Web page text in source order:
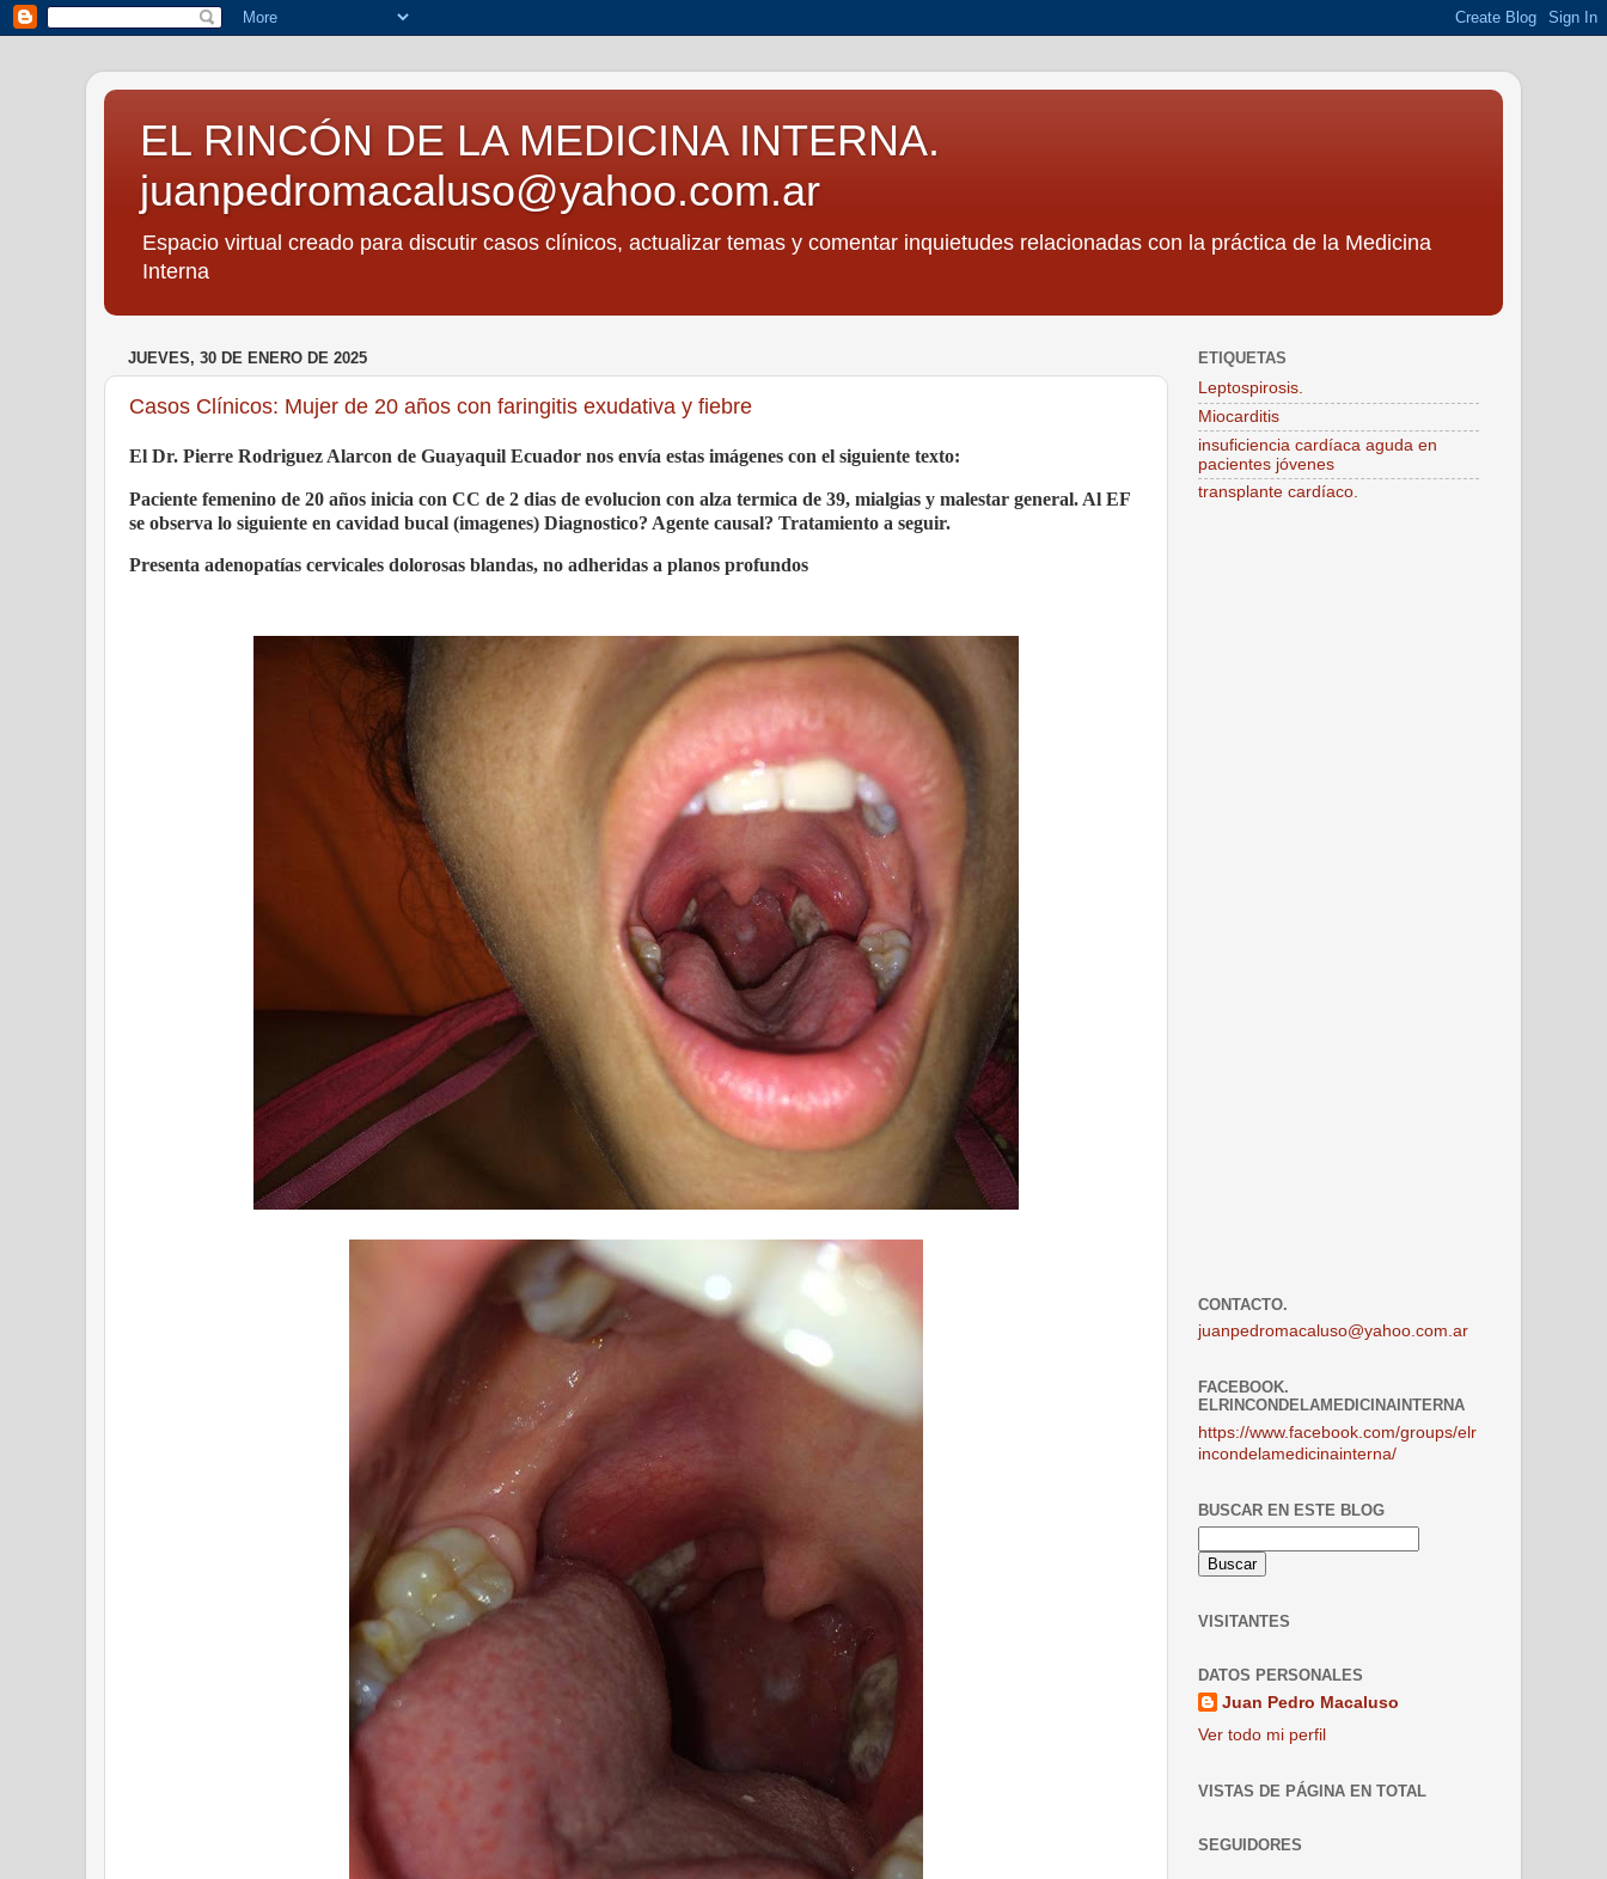
EL RINCÓN DE LA MEDICINA INTERNA.
juanpedromacaluso@yahoo.com.ar
Espacio virtual creado para discutir casos clínicos, actualizar temas y comentar inquietudes relacionadas con la práctica de la Medicina
Interna
JUEVES, 30 DE ENERO DE 2025
Casos Clínicos: Mujer de 20 años con faringitis exudativa y fiebre
El Dr. Pierre Rodriguez Alarcon de Guayaquil Ecuador nos envía estas imágenes con el siguiente texto:
Paciente femenino de 20 años inicia con CC de 2 dias de evolucion con alza termica de 39, mialgias y malestar general. Al EF
se observa lo siguiente en cavidad bucal (imagenes) Diagnostico? Agente causal? Tratamiento a seguir.
Presenta adenopatías cervicales dolorosas blandas, no adheridas a planos profundos
ETIQUETAS
Leptospirosis.
Miocarditis
insuficiencia cardíaca aguda en
pacientes jóvenes
transplante cardíaco.
CONTACTO.
juanpedromacaluso@yahoo.com.ar
FACEBOOK.
ELRINCONDELAMEDICINAINTERNA
https://www.facebook.com/groups/elr
incondelamedicinainterna/
BUSCAR EN ESTE BLOG
VISITANTES
DATOS PERSONALES
Juan Pedro Macaluso
Ver todo mi perfil
VISTAS DE PÁGINA EN TOTAL
SEGUIDORES